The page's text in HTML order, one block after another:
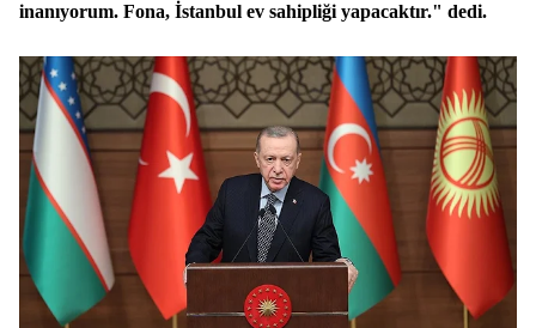
inanıyorum. Fona, İstanbul ev sahipliği yapacaktır." dedi.